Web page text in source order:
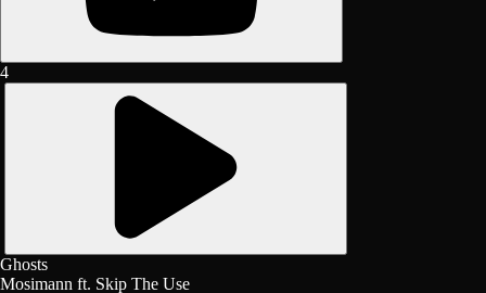
4
Ghosts
Mosimann ft. Skip The Use